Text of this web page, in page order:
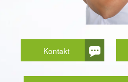
Kontakt